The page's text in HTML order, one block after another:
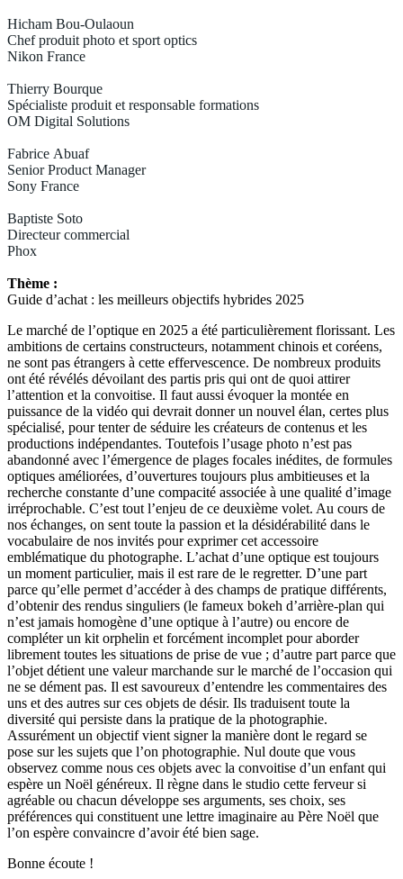
Hicham Bou-Oulaoun
Chef produit photo et sport optics
Nikon France
Thierry Bourque
Spécialiste produit et responsable formations
OM Digital Solutions
Fabrice Abuaf
Senior Product Manager
Sony France
Baptiste Soto
Directeur commercial
Phox
Thème :
Guide d’achat : les meilleurs objectifs hybrides 2025
Le marché de l’optique en 2025 a été particulièrement florissant. Les
ambitions de certains constructeurs, notamment chinois et coréens,
ne sont pas étrangers à cette effervescence. De nombreux produits
ont été révélés dévoilant des partis pris qui ont de quoi attirer
l’attention et la convoitise. Il faut aussi évoquer la montée en
puissance de la vidéo qui devrait donner un nouvel élan, certes plus
spécialisé, pour tenter de séduire les créateurs de contenus et les
productions indépendantes. Toutefois l’usage photo n’est pas
abandonné avec l’émergence de plages focales inédites, de formules
optiques améliorées, d’ouvertures toujours plus ambitieuses et la
recherche constante d’une compacité associée à une qualité d’image
irréprochable. C’est tout l’enjeu de ce deuxième volet. Au cours de
nos échanges, on sent toute la passion et la désidérabilité dans le
vocabulaire de nos invités pour exprimer cet accessoire
emblématique du photographe. L’achat d’une optique est toujours
un moment particulier, mais il est rare de le regretter. D’une part
parce qu’elle permet d’accéder à des champs de pratique différents,
d’obtenir des rendus singuliers (le fameux bokeh d’arrière-plan qui
n’est jamais homogène d’une optique à l’autre) ou encore de
compléter un kit orphelin et forcément incomplet pour aborder
librement toutes les situations de prise de vue ; d’autre part parce que
l’objet détient une valeur marchande sur le marché de l’occasion qui
ne se dément pas. Il est savoureux d’entendre les commentaires des
uns et des autres sur ces objets de désir. Ils traduisent toute la
diversité qui persiste dans la pratique de la photographie.
Assurément un objectif vient signer la manière dont le regard se
pose sur les sujets que l’on photographie. Nul doute que vous
observez comme nous ces objets avec la convoitise d’un enfant qui
espère un Noël généreux. Il règne dans le studio cette ferveur si
agréable ou chacun développe ses arguments, ses choix, ses
préférences qui constituent une lettre imaginaire au Père Noël que
l’on espère convaincre d’avoir été bien sage.
Bonne écoute !